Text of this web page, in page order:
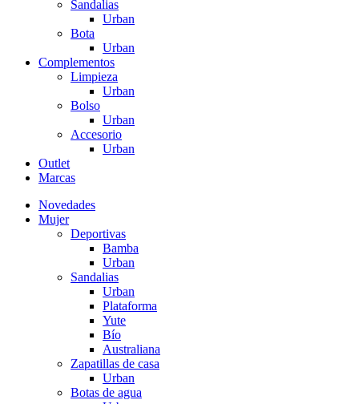
Sandalias
Urban
Bota
Urban
Complementos
Limpieza
Urban
Bolso
Urban
Accesorio
Urban
Outlet
Marcas
Novedades
Mujer
Deportivas
Bamba
Urban
Sandalias
Urban
Plataforma
Yute
Bío
Australiana
Zapatillas de casa
Urban
Botas de agua